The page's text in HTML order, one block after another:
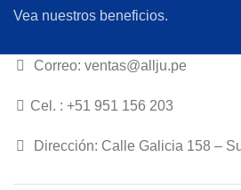
Vea nuestros beneficios.
Correo: ventas@allju.pe
Cel. : +51 951 156 203
Dirección: Calle Galicia 158 –